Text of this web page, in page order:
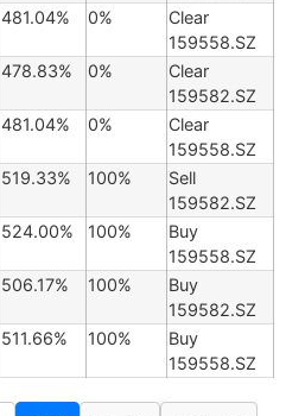
481.04% 0%
Clear
159558.SZ
478.83% 0%
Clear
159582.SZ
481.04% 0%
Clear
159558.SZ
519.33% 100%
Sell
159582.SZ
524.00% 100%
Buy
159558.SZ
506.17% 100%
Buy
159582.SZ
511.66% 100%
Buy
159558.SZ